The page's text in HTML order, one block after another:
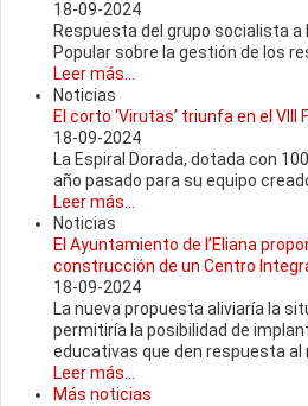
18-09-2024
Respuesta del grupo socialista
Popular sobre la gestión de los
Leer más...
Noticias
El corto ‘Virutas’ triunfa en el VIII
18-09-2024
La Espiral Dorada, dotada con
año pasado para su equipo
Leer más...
Noticias
El Ayuntamiento de l’Eliana
construcción de un Centro
18-09-2024
La nueva propuesta aliviaría la
permitiría la posibilidad de
educativas que den respuesta al
Leer más...
Más noticias